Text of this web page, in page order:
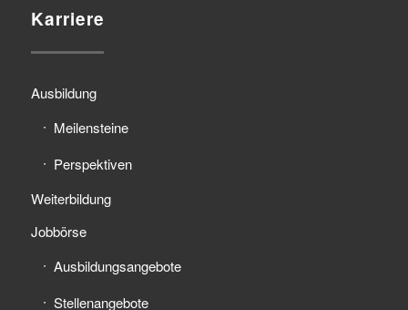
Karriere
Ausbildung
Meilensteine
Perspektiven
Weiterbildung
Jobbörse
Ausbildungsangebote
Stellenangebote